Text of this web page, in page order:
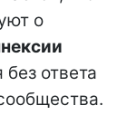
о
без ответа